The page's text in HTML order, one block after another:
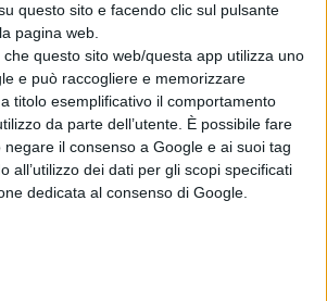
questo sito e facendo clic sul pulsante
pagina web.
questo sito web/questa app utilizza uno
e può raccogliere e memorizzare
titolo esemplificativo il comportamento
da parte dell’utente. È possibile fare
il consenso a Google e ai suoi tag
all’utilizzo dei dati per gli scopi specificati
dedicata al consenso di Google.
internazionale.
il permesso di soggiornoper asilo
di cinque anni rinnovabili, che gli
allo studio, al lavoro, al Servizio
e alle prestazioni INPS.